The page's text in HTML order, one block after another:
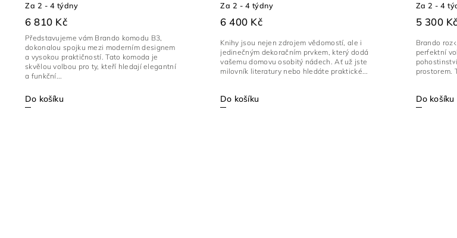
Za 2 - 4 týdny
6 810 Kč
Do košíku
Představujeme vám Brando komodu B3,
dokonalou spojku mezi moderním designem
a vysokou praktičností. Tato komoda je
skvělou volbou pro ty, kteří hledají elegantní
a funkční...
Za 2 - 4 týdny
6 400 Kč
Do košíku
Knihy jsou nejen zdrojem vědomostí, ale i
jedinečným dekoračním prvkem, který dodá
vašemu domovu osobitý nádech. Ať už jste
milovník literatury nebo hledáte praktické...
Za 2 - 4
5 300 Kč
Do košíku
Brando
perfektní
prostorem.